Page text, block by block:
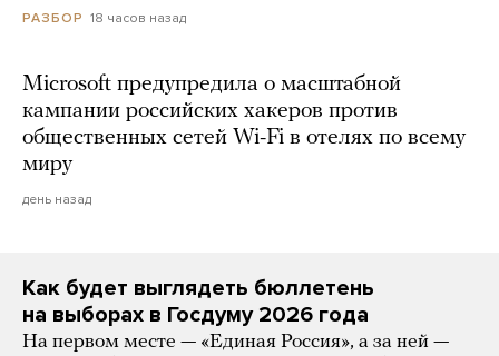
РАЗБОР 18 часов назад
Microsoft предупредила о масштабной
кампании российских хакеров против
общественных сетей Wi-Fi в отелях по всему
миру
день назад
Как будет выглядеть бюллетень
на выборах в Госдуму 2026 года
На первом месте — «Единая Россия», а за ней —